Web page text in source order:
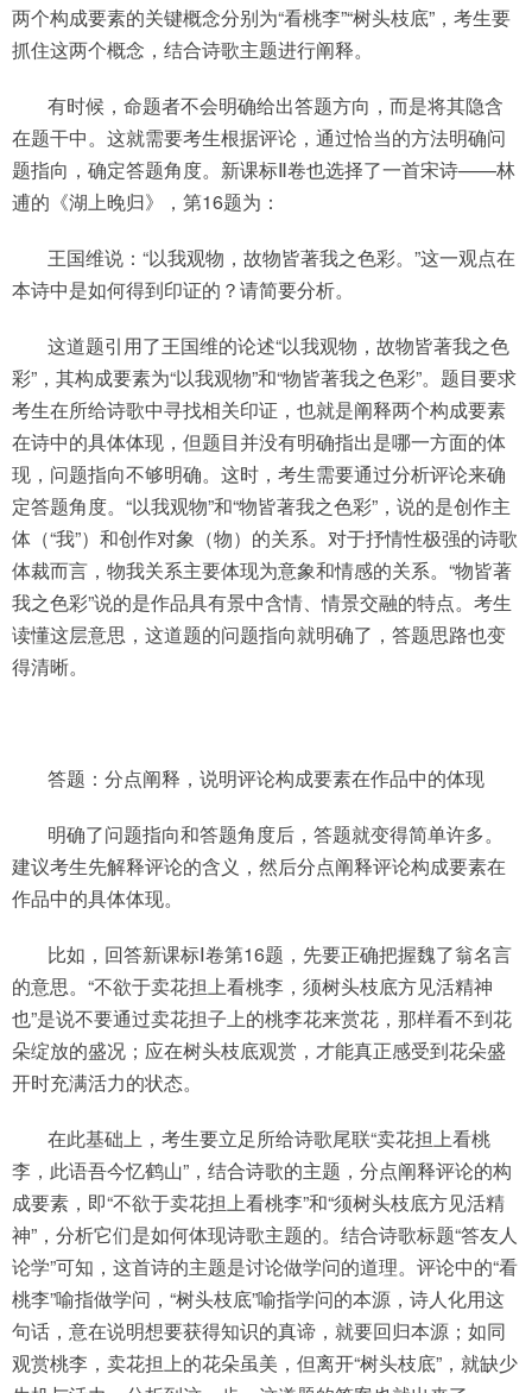
两个构成要素的关键概念分别为“看桃李”“树头枝底”，考生要
抓住这两个概念，结合诗歌主题进行阐释。
有时候，命题者不会明确给出答题方向，而是将其隐含
在题干中。这就需要考生根据评论，通过恰当的方法明确问
题指向，确定答题角度。新课标Ⅱ卷也选择了一首宋诗——林
逋的《湖上晚归》，第16题为：
王国维说：“以我观物，故物皆著我之色彩。”这一观点在
本诗中是如何得到印证的？请简要分析。
这道题引用了王国维的论述“以我观物，故物皆著我之色
彩”，其构成要素为“以我观物”和“物皆著我之色彩”。题目要求
考生在所给诗歌中寻找相关印证，也就是阐释两个构成要素
在诗中的具体体现，但题目并没有明确指出是哪一方面的体
现，问题指向不够明确。这时，考生需要通过分析评论来确
定答题角度。“以我观物”和“物皆著我之色彩”，说的是创作主
体（“我”）和创作对象（物）的关系。对于抒情性极强的诗歌
体裁而言，物我关系主要体现为意象和情感的关系。“物皆著
我之色彩”说的是作品具有景中含情、情景交融的特点。考生
读懂这层意思，这道题的问题指向就明确了，答题思路也变
得清晰。
答题：分点阐释，说明评论构成要素在作品中的体现
明确了问题指向和答题角度后，答题就变得简单许多。
建议考生先解释评论的含义，然后分点阐释评论构成要素在
作品中的具体体现。
比如，回答新课标Ⅰ卷第16题，先要正确把握魏了翁名言
的意思。“不欲于卖花担上看桃李，须树头枝底方见活精神
也”是说不要通过卖花担子上的桃李花来赏花，那样看不到花
朵绽放的盛况；应在树头枝底观赏，才能真正感受到花朵盛
开时充满活力的状态。
在此基础上，考生要立足所给诗歌尾联“卖花担上看桃
李，此语吾今忆鹤山”，结合诗歌的主题，分点阐释评论的构
成要素，即“不欲于卖花担上看桃李”和“须树头枝底方见活精
神”，分析它们是如何体现诗歌主题的。结合诗歌标题“答友人
论学”可知，这首诗的主题是讨论做学问的道理。评论中的“看
桃李”喻指做学问，“树头枝底”喻指学问的本源，诗人化用这
句话，意在说明想要获得知识的真谛，就要回归本源；如同
观赏桃李，卖花担上的花朵虽美，但离开“树头枝底”，就缺少